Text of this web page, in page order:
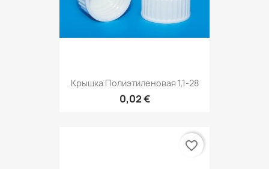
Крышка Полиэтиленовая 1,1-28
0,02 €
favorite_border